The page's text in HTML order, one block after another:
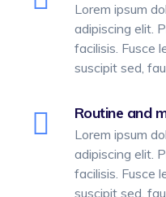
Lorem ipsum
adipiscing elit.
facilisis. Fusce
suscipit sed,
Routine and
Lorem ipsum
adipiscing elit.
facilisis. Fusce
suscipit sed,